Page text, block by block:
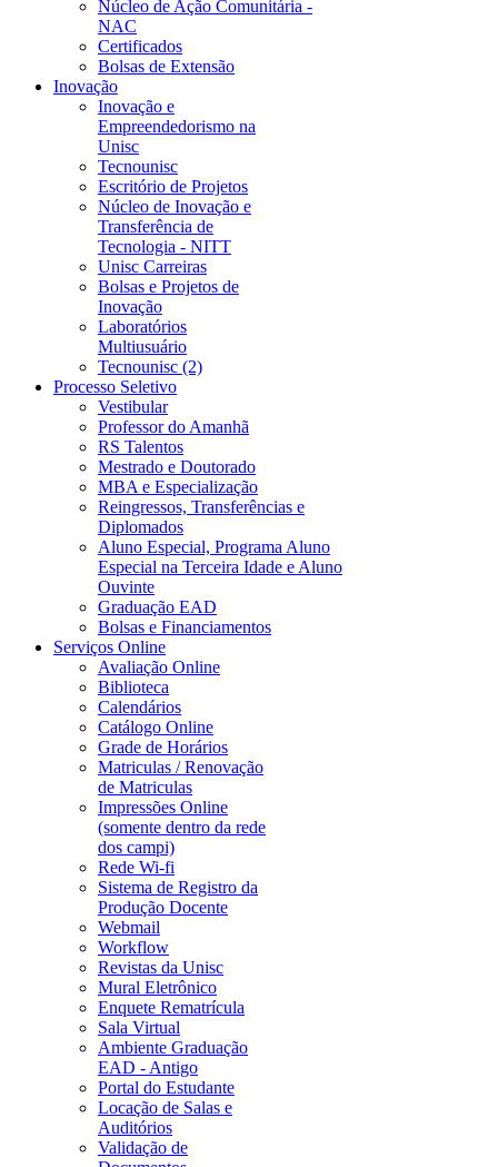
Núcleo de Ação Comunitária -
NAC
Certificados
Bolsas de Extensão
Inovação
Inovação e
Empreendedorismo na
Unisc
Tecnounisc
Escritório de Projetos
Núcleo de Inovação e
Transferência de
Tecnologia - NITT
Unisc Carreiras
Bolsas e Projetos de
Inovação
Laboratórios
Multiusuário
Tecnounisc (2)
Processo Seletivo
Vestibular
Professor do Amanhã
RS Talentos
Mestrado e Doutorado
MBA e Especialização
Reingressos, Transferências e
Diplomados
Aluno Especial, Programa Aluno
Especial na Terceira Idade e Aluno
Ouvinte
Graduação EAD
Bolsas e Financiamentos
Serviços Online
Avaliação Online
Biblioteca
Calendários
Catálogo Online
Grade de Horários
Matriculas / Renovação
de Matriculas
Impressões Online
(somente dentro da rede
dos campi)
Rede Wi-fi
Sistema de Registro da
Produção Docente
Webmail
Workflow
Revistas da Unisc
Mural Eletrônico
Enquete Rematrícula
Sala Virtual
Ambiente Graduação
EAD - Antigo
Portal do Estudante
Locação de Salas e
Auditórios
Validação de